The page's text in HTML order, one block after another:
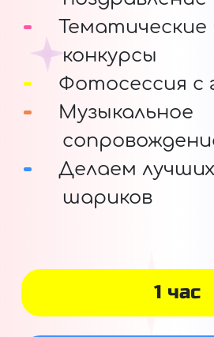
Тематические
конкурсы
Фотосессия с
Музыкальное
Делаем
шариков
1 час